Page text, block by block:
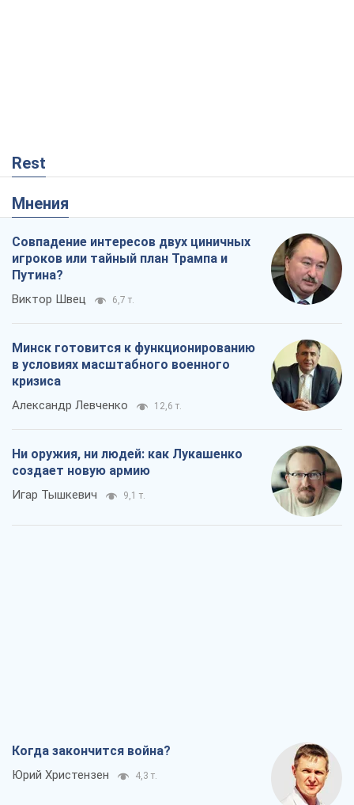
Rest
Мнения
Совпадение интересов двух циничных
игроков или тайный план Трампа и
Путина?
Виктор Швец 6,7 т.
Минск готовится к функционированию
в условиях масштабного военного
кризиса
Александр Левченко 12,6 т.
Ни оружия, ни людей: как Лукашенко
создает новую армию
Игар Тышкевич 9,1 т.
Когда закончится война?
Юрий Христензен 4,3 т.